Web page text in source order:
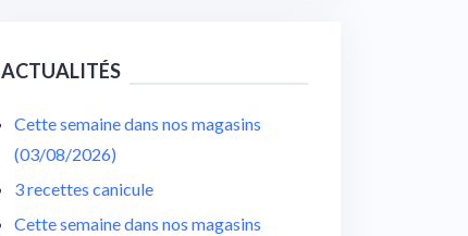
ACTUALITÉS
Cette semaine dans nos magasins
(03/08/2026)
3 recettes canicule
Cette semaine dans nos magasins